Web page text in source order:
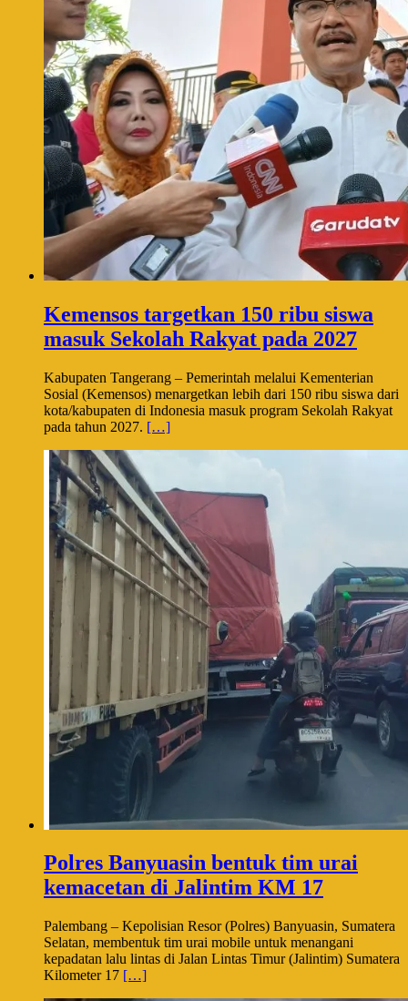
Kemensos targetkan 150 ribu siswa
masuk Sekolah Rakyat pada 2027
Kabupaten Tangerang – Pemerintah melalui Kementerian
Sosial (Kemensos) menargetkan lebih dari 150 ribu siswa dari
kota/kabupaten di Indonesia masuk program Sekolah Rakyat
pada tahun 2027. […]
Polres Banyuasin bentuk tim urai
kemacetan di Jalintim KM 17
Palembang – Kepolisian Resor (Polres) Banyuasin, Sumatera
Selatan, membentuk tim urai mobile untuk menangani
kepadatan lalu lintas di Jalan Lintas Timur (Jalintim) Sumatera
Kilometer 17 […]